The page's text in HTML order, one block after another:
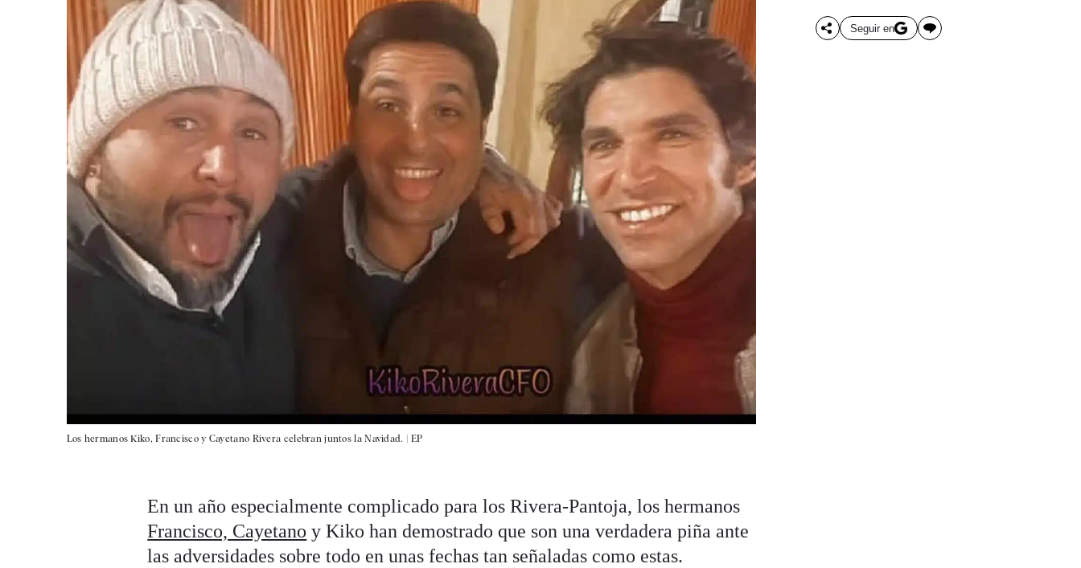
Los hermanos Kiko, Francisco y Cayetano Rivera celebran juntos la Navidad. | EP
Seguir en
En un año especialmente complicado para los Rivera-Pantoja, los hermanos
Francisco, Cayetano y Kiko han demostrado que son una verdadera piña ante
las adversidades sobre todo en unas fechas tan señaladas como estas.